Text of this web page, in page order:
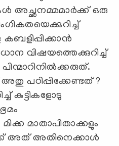
അച്ഛനമ്മമാർക്ക് ഒരു
കബളിപ്പിക്കാൻ
വിഷയത്തെക്കുറിച്ച്
പഠിപ്പിക്കേണ്ടത് ?
കുട്ടികളോടു
മാതാപിതാക്കളും
അത്‌ അതിനെക്കാൾ